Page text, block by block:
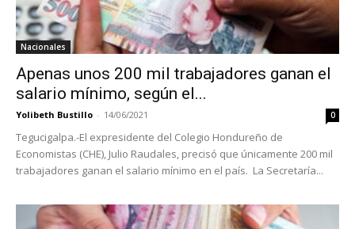
Nacionales
Apenas unos 200 mil trabajadores ganan el
salario mínimo, según el...
Yolibeth Bustillo - 14/06/2021 0
Tegucigalpa.-El expresidente del Colegio Hondureño de
Economistas (CHE), Julio Raudales, precisó que únicamente 200 mil
trabajadores ganan el salario mínimo en el país. La Secretaría...